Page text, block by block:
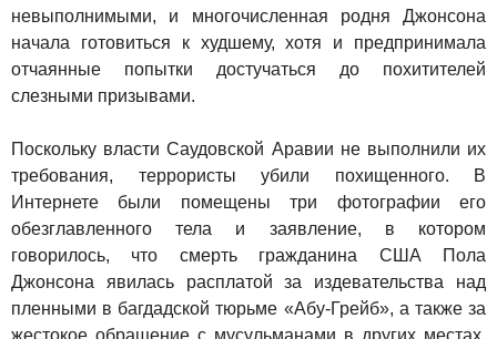
невыполнимыми, и многочисленная родня Джонсона
начала готовиться к худшему, хотя и предпринимала
отчаянные попытки достучаться до похитителей
слезными призывами.
Поскольку власти Саудовской Аравии не выполнили их
требования, террористы убили похищенного. В
Интернете были помещены три фотографии его
обезглавленного тела и заявление, в котором
говорилось, что смерть гражданина США Пола
Джонсона явилась расплатой за издевательства над
пленными в багдадской тюрьме «Абу-Грейб», а также за
жестокое обращение с мусульманами в других местах,